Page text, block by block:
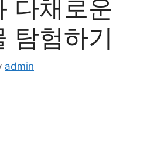
다채로운
탐험하기
admin